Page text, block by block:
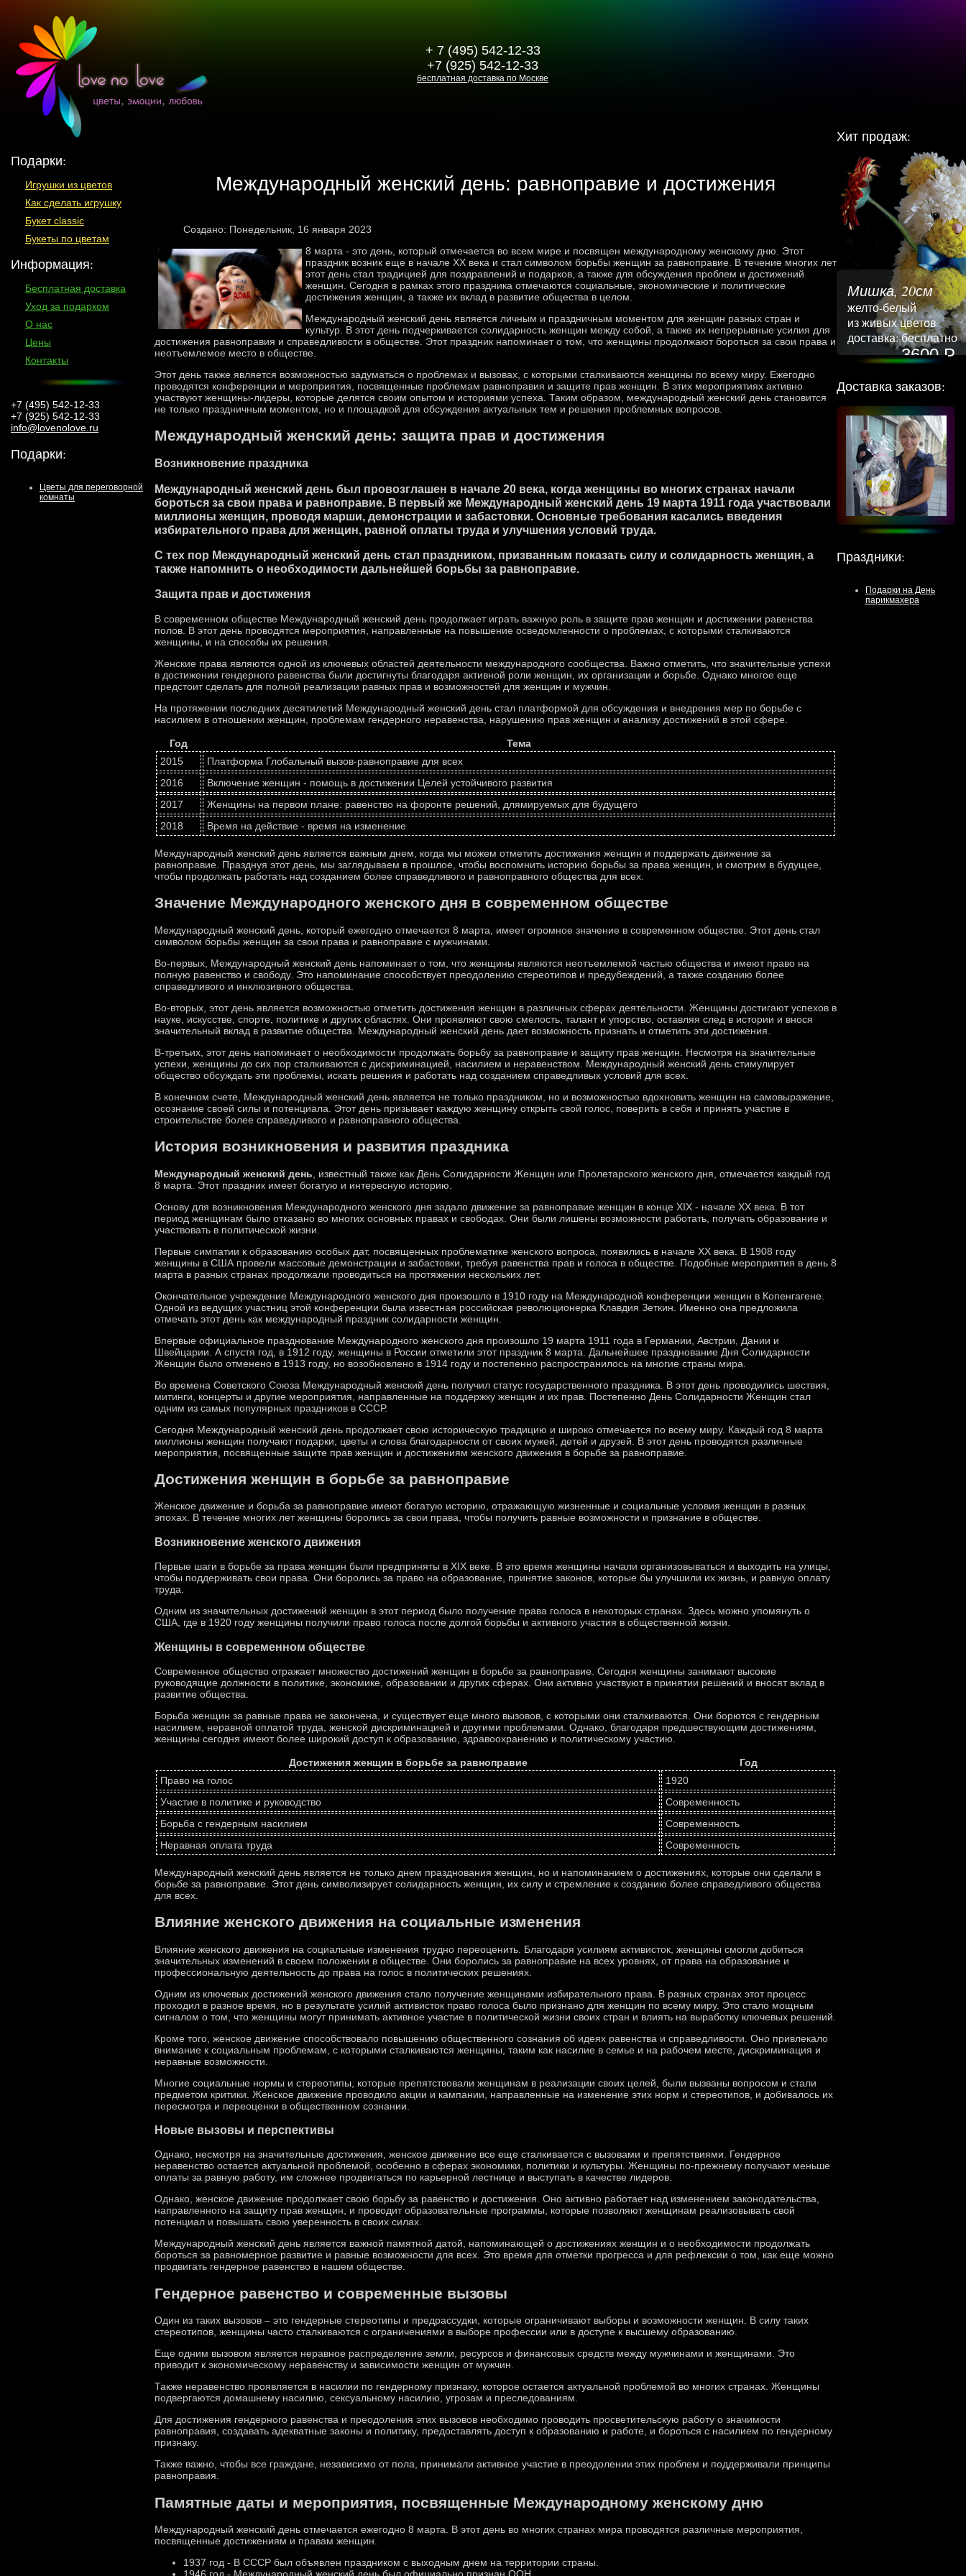
+ 7 (495) 542-12-33
+7 (925) 542-12-33
бесплатная доставка по Москве
Хит продаж:
Подарки:
Игрушки из цветов
Как сделать игрушку
Букет classic
Букеты по цветам
Информация:
Бесплатная доставка
Уход за подарком
О нас
Цены
Контакты
+7 (495) 542-12-33
+7 (925) 542-12-33
info@lovenolove.ru
Подарки:
Цветы для переговорной
комнаты
Международный женский день: равноправие и достижения
Создано: Понедельник, 16 января 2023
8 марта - это день, который отмечается во всем мире и посвящен международному женскому дню. Этот
праздник возник еще в начале XX века и стал символом борьбы женщин за равноправие. В течение многих лет
этот день стал традицией для поздравлений и подарков, а также для обсуждения проблем и достижений
женщин. Сегодня в рамках этого праздника отмечаются социальные, экономические и политические
достижения женщин, а также их вклад в развитие общества в целом.
Международный женский день является личным и праздничным моментом для женщин разных стран и
культур. В этот день подчеркивается солидарность женщин между собой, а также их непрерывные усилия для
достижения равноправия и справедливости в обществе. Этот праздник напоминает о том, что женщины продолжают бороться за свои права и
неотъемлемое место в обществе.
Этот день также является возможностью задуматься о проблемах и вызовах, с которыми сталкиваются женщины по всему миру. Ежегодно
проводятся конференции и мероприятия, посвященные проблемам равноправия и защите прав женщин. В этих мероприятиях активно
участвуют женщины-лидеры, которые делятся своим опытом и историями успеха. Таким образом, международный женский день становится
не только праздничным моментом, но и площадкой для обсуждения актуальных тем и решения проблемных вопросов.
Международный женский день: защита прав и достижения
Возникновение праздника
Международный женский день был провозглашен в начале 20 века, когда женщины во многих странах начали
бороться за свои права и равноправие. В первый же Международный женский день 19 марта 1911 года участвовали
миллионы женщин, проводя марши, демонстрации и забастовки. Основные требования касались введения
избирательного права для женщин, равной оплаты труда и улучшения условий труда.
С тех пор Международный женский день стал праздником, призванным показать силу и солидарность женщин, а
также напомнить о необходимости дальнейшей борьбы за равноправие.
Защита прав и достижения
В современном обществе Международный женский день продолжает играть важную роль в защите прав женщин и достижении равенства
полов. В этот день проводятся мероприятия, направленные на повышение осведомленности о проблемах, с которыми сталкиваются
женщины, и на способы их решения.
Женские права являются одной из ключевых областей деятельности международного сообщества. Важно отметить, что значительные успехи
в достижении гендерного равенства были достигнуты благодаря активной роли женщин, их организации и борьбе. Однако многое еще
предстоит сделать для полной реализации равных прав и возможностей для женщин и мужчин.
На протяжении последних десятилетий Международный женский день стал платформой для обсуждения и внедрения мер по борьбе с
насилием в отношении женщин, проблемам гендерного неравенства, нарушению прав женщин и анализу достижений в этой сфере.
Год
Тема
2015
Платформа Глобальный вызов-равноправие для всех
2016
Включение женщин - помощь в достижении Целей устойчивого развития
2017
Женщины на первом плане: равенство на форонте решений, длямируемых для будущего
2018
Время на действие - время на изменение
Международный женский день является важным днем, когда мы можем отметить достижения женщин и поддержать движение за
равноправие. Празднуя этот день, мы заглядываем в прошлое, чтобы воспомнить историю борьбы за права женщин, и смотрим в будущее,
чтобы продолжать работать над созданием более справедливого и равноправного общества для всех.
Значение Международного женского дня в современном обществе
Международный женский день, который ежегодно отмечается 8 марта, имеет огромное значение в современном обществе. Этот день стал
символом борьбы женщин за свои права и равноправие с мужчинами.
Во-первых, Международный женский день напоминает о том, что женщины являются неотъемлемой частью общества и имеют право на
полную равенство и свободу. Это напоминание способствует преодолению стереотипов и предубеждений, а также созданию более
справедливого и инклюзивного общества.
Во-вторых, этот день является возможностью отметить достижения женщин в различных сферах деятельности. Женщины достигают успехов в
науке, искусстве, спорте, политике и других областях. Они проявляют свою смелость, талант и упорство, оставляя след в истории и внося
значительный вклад в развитие общества. Международный женский день дает возможность признать и отметить эти достижения.
В-третьих, этот день напоминает о необходимости продолжать борьбу за равноправие и защиту прав женщин. Несмотря на значительные
успехи, женщины до сих пор сталкиваются с дискриминацией, насилием и неравенством. Международный женский день стимулирует
общество обсуждать эти проблемы, искать решения и работать над созданием справедливых условий для всех.
В конечном счете, Международный женский день является не только праздником, но и возможностью вдохновить женщин на самовыражение,
осознание своей силы и потенциала. Этот день призывает каждую женщину открыть свой голос, поверить в себя и принять участие в
строительстве более справедливого и равноправного общества.
История возникновения и развития праздника
Международный женский день , известный также как День Солидарности Женщин или Пролетарского женского дня, отмечается каждый год
8 марта. Этот праздник имеет богатую и интересную историю.
Основу для возникновения Международного женского дня задало движение за равноправие женщин в конце XIX - начале XX века. В тот
период женщинам было отказано во многих основных правах и свободах. Они были лишены возможности работать, получать образование и
участвовать в политической жизни.
Первые симпатии к образованию особых дат, посвященных проблематике женского вопроса, появились в начале XX века. В 1908 году
женщины в США провели массовые демонстрации и забастовки, требуя равенства прав и голоса в обществе. Подобные мероприятия в день 8
марта в разных странах продолжали проводиться на протяжении нескольких лет.
Окончательное учреждение Международного женского дня произошло в 1910 году на Международной конференции женщин в Копенгагене.
Одной из ведущих участниц этой конференции была известная российская революционерка Клавдия Зеткин. Именно она предложила
отмечать этот день как международный праздник солидарности женщин.
Впервые официальное празднование Международного женского дня произошло 19 марта 1911 года в Германии, Австрии, Дании и
Швейцарии. А спустя год, в 1912 году, женщины в России отметили этот праздник 8 марта. Дальнейшее празднование Дня Солидарности
Женщин было отменено в 1913 году, но возобновлено в 1914 году и постепенно распространилось на многие страны мира.
Во времена Советского Союза Международный женский день получил статус государственного праздника. В этот день проводились шествия,
митинги, концерты и другие мероприятия, направленные на поддержку женщин и их прав. Постепенно День Солидарности Женщин стал
одним из самых популярных праздников в СССР.
Сегодня Международный женский день продолжает свою историческую традицию и широко отмечается по всему миру. Каждый год 8 марта
миллионы женщин получают подарки, цветы и слова благодарности от своих мужей, детей и друзей. В этот день проводятся различные
мероприятия, посвященные защите прав женщин и достижениям женского движения в борьбе за равноправие.
Достижения женщин в борьбе за равноправие
Женское движение и борьба за равноправие имеют богатую историю, отражающую жизненные и социальные условия женщин в разных
эпохах. В течение многих лет женщины боролись за свои права, чтобы получить равные возможности и признание в обществе.
Возникновение женского движения
Первые шаги в борьбе за права женщин были предприняты в XIX веке. В это время женщины начали организовываться и выходить на улицы,
чтобы поддерживать свои права. Они боролись за право на образование, принятие законов, которые бы улучшили их жизнь, и равную оплату
труда.
Одним из значительных достижений женщин в этот период было получение права голоса в некоторых странах. Здесь можно упомянуть о
США, где в 1920 году женщины получили право голоса после долгой борьбы и активного участия в общественной жизни.
Женщины в современном обществе
Современное общество отражает множество достижений женщин в борьбе за равноправие. Сегодня женщины занимают высокие
руководящие должности в политике, экономике, образовании и других сферах. Они активно участвуют в принятии решений и вносят вклад в
развитие общества.
Борьба женщин за равные права не закончена, и существует еще много вызовов, с которыми они сталкиваются. Они борются с гендерным
насилием, неравной оплатой труда, женской дискриминацией и другими проблемами. Однако, благодаря предшествующим достижениям,
женщины сегодня имеют более широкий доступ к образованию, здравоохранению и политическому участию.
Достижения женщин в борьбе за равноправие
Год
Право на голос
1920
Участие в политике и руководство
Современность
Борьба с гендерным насилием
Современность
Неравная оплата труда
Современность
Международный женский день является не только днем празднования женщин, но и напоминанием о достижениях, которые они сделали в
борьбе за равноправие. Этот день символизирует солидарность женщин, их силу и стремление к созданию более справедливого общества
для всех.
Влияние женского движения на социальные изменения
Влияние женского движения на социальные изменения трудно переоценить. Благодаря усилиям активисток, женщины смогли добиться
значительных изменений в своем положении в обществе. Они боролись за равноправие на всех уровнях, от права на образование и
профессиональную деятельность до права на голос в политических решениях.
Одним из ключевых достижений женского движения стало получение женщинами избирательного права. В разных странах этот процесс
проходил в разное время, но в результате усилий активисток право голоса было признано для женщин по всему миру. Это стало мощным
сигналом о том, что женщины могут принимать активное участие в политической жизни своих стран и влиять на выработку ключевых решений.
Кроме того, женское движение способствовало повышению общественного сознания об идеях равенства и справедливости. Оно привлекало
внимание к социальным проблемам, с которыми сталкиваются женщины, таким как насилие в семье и на рабочем месте, дискриминация и
неравные возможности.
Многие социальные нормы и стереотипы, которые препятствовали женщинам в реализации своих целей, были вызваны вопросом и стали
предметом критики. Женское движение проводило акции и кампании, направленные на изменение этих норм и стереотипов, и добивалось их
пересмотра и переоценки в общественном сознании.
Новые вызовы и перспективы
Однако, несмотря на значительные достижения, женское движение все еще сталкивается с вызовами и препятствиями. Гендерное
неравенство остается актуальной проблемой, особенно в сферах экономики, политики и культуры. Женщины по-прежнему получают меньше
оплаты за равную работу, им сложнее продвигаться по карьерной лестнице и выступать в качестве лидеров.
Однако, женское движение продолжает свою борьбу за равенство и достижения. Оно активно работает над изменением законодательства,
направленного на защиту прав женщин, и проводит образовательные программы, которые позволяют женщинам реализовывать свой
потенциал и повышать свою уверенность в своих силах.
Международный женский день является важной памятной датой, напоминающей о достижениях женщин и о необходимости продолжать
бороться за равномерное развитие и равные возможности для всех. Это время для отметки прогресса и для рефлексии о том, как еще можно
продвигать гендерное равенство в нашем обществе.
Гендерное равенство и современные вызовы
Один из таких вызовов – это гендерные стереотипы и предрассудки, которые ограничивают выборы и возможности женщин. В силу таких
стереотипов, женщины часто сталкиваются с ограничениями в выборе профессии или в доступе к высшему образованию.
Еще одним вызовом является неравное распределение земли, ресурсов и финансовых средств между мужчинами и женщинами. Это
приводит к экономическому неравенству и зависимости женщин от мужчин.
Также неравенство проявляется в насилии по гендерному признаку, которое остается актуальной проблемой во многих странах. Женщины
подвергаются домашнему насилию, сексуальному насилию, угрозам и преследованиям.
Для достижения гендерного равенства и преодоления этих вызовов необходимо проводить просветительскую работу о значимости
равноправия, создавать адекватные законы и политику, предоставлять доступ к образованию и работе, и бороться с насилием по гендерному
признаку.
Также важно, чтобы все граждане, независимо от пола, принимали активное участие в преодолении этих проблем и поддерживали принципы
равноправия.
Памятные даты и мероприятия, посвященные Международному женскому дню
Международный женский день отмечается ежегодно 8 марта. В этот день во многих странах мира проводятся различные мероприятия,
посвященные достижениям и правам женщин.
1937 год - В СССР был объявлен праздником с выходным днем на территории страны.
Мишка, 20см
желто-белый
из живых цветов
доставка: бесплатно
3600 Р
Доставка заказов:
Праздники:
Подарки на День
парикмахера